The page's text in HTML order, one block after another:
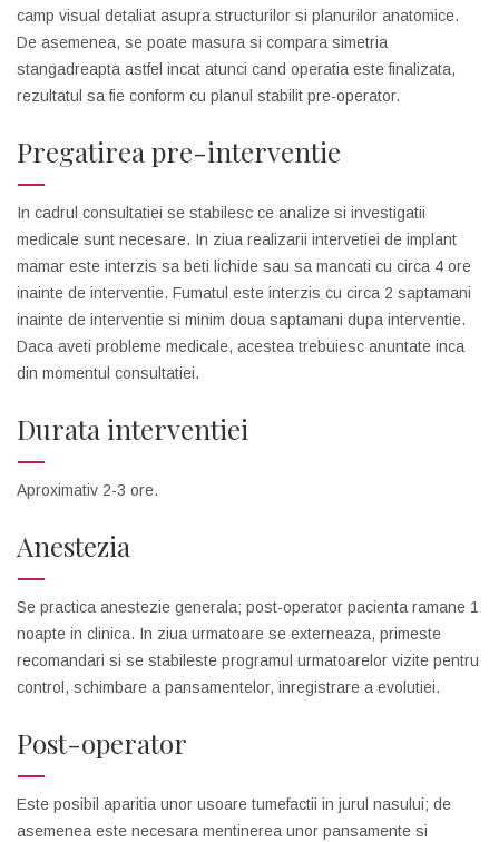
camp visual detaliat asupra structurilor si planurilor anatomice.
De asemenea, se poate masura si compara simetria
stangadreapta astfel incat atunci cand operatia este finalizata,
rezultatul sa fie conform cu planul stabilit pre-operator.
Pregatirea pre-interventie
In cadrul consultatiei se stabilesc ce analize si investigatii
medicale sunt necesare. In ziua realizarii intervetiei de implant
mamar este interzis sa beti lichide sau sa mancati cu circa 4 ore
inainte de interventie. Fumatul este interzis cu circa 2 saptamani
inainte de interventie si minim doua saptamani dupa interventie.
Daca aveti probleme medicale, acestea trebuiesc anuntate inca
din momentul consultatiei.
Durata interventiei
Aproximativ 2-3 ore.
Anestezia
Se practica anestezie generala; post-operator pacienta ramane 1
noapte in clinica. In ziua urmatoare se externeaza, primeste
recomandari si se stabileste programul urmatoarelor vizite pentru
control, schimbare a pansamentelor, inregistrare a evolutiei.
Post-operator
Este posibil aparitia unor usoare tumefactii in jurul nasului; de
asemenea este necesara mentinerea unor pansamente si